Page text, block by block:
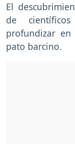
El
de
profundizar
pato barcino.